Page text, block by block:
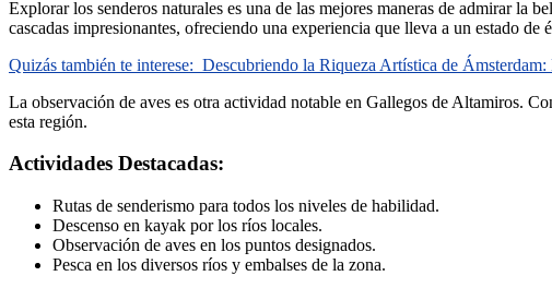
Explorar los senderos naturales es una de las mejores maneras de admirar la
cascadas impresionantes, ofreciendo una experiencia que lleva a un estado de
Quizás también te interese: Descubriendo la Riqueza Artística de Ámsterdam:
La observación de aves es otra actividad notable en Gallegos de Altamiros.
esta región.
Actividades Destacadas:
Rutas de senderismo para todos los niveles de habilidad.
Descenso en kayak por los ríos locales.
Observación de aves en los puntos designados.
Pesca en los diversos ríos y embalses de la zona.